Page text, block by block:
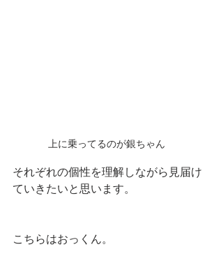
上に乗ってるのが銀ちゃん
それぞれの個性を理解しながら見届け
ていきたいと思います。
こちらはおっくん。